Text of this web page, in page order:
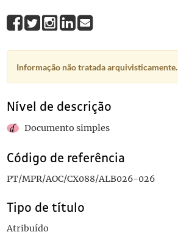
Informação não tratada arquivisticamente.
Nível de descrição
Documento simples
Código de referência
PT/MPR/AOC/CX088/ALB026-026
Tipo de título
Atribuído